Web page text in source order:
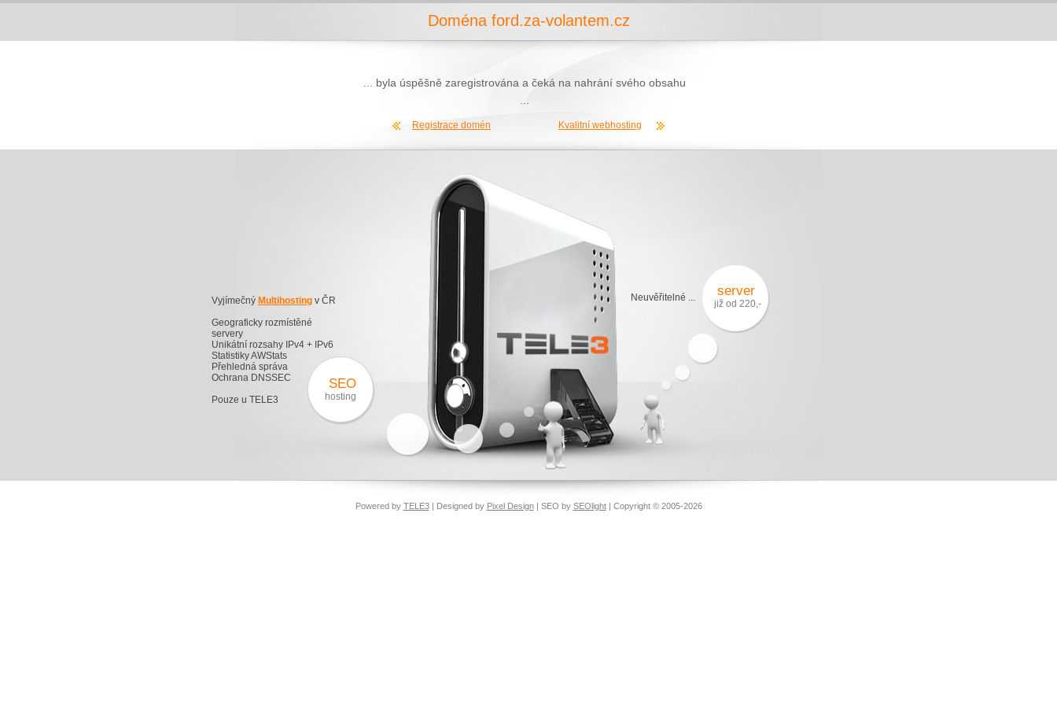
Doména ford.za-volantem.cz
... byla úspěšně zaregistrována a čeká na nahrání svého obsahu
Registrace domén Kvalitní webhosting
Vyjímečný Multihosting v ČR
Geograficky rozmístěné
servery
Unikátní rozsahy IPv4 + IPv6
Statistiky AWStats
Přehledná správa
Ochrana DNSSEC
Pouze u TELE3
SEO
hosting
Neuvěřitelné ... server
již od 220,-
Powered by TELE3| Designed by Pixel Design| SEO by SEOlight| Copyright © 2005-2026